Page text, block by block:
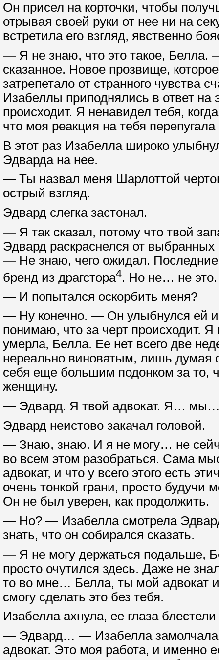
Он присел на корточки, чтобы
отрывая своей руки от нее ни на
встретила его взгляд, явственно
— Я не знаю, что это такое, Белла.
сказанное. Новое прозвище,
затрепетало от странного чувства
Изабеллы приподнялись в ответ
происходит. Я ненавидел тебя,
что моя реакция на тебя
В этот раз Изабелла широко
Эдварда на нее.
— Ты назвал меня Шарлоттой
острый взгляд.
Эдвард слегка застонал.
— Я так сказал, потому что твой
Эдвард раскраснелся от
— Не знаю, чего ожидал.
бренд из драгстора4. Но не… не
— И попытался оскорбить меня?
— Ну конечно. — Он улыбнулся ей
понимаю, что за черт происходит.
умерла, Белла. Ее нет всего две
нереально виноватым, лишь
себя еще большим подонком за то,
женщину.
— Эдвард. Я твой адвокат. Я… мы…
Эдвард неистово закачал головой.
— Знаю, знаю. И я не могу… не
во всем этом разобраться. Сама
адвокат, и что у всего этого есть
очень тонкой грани, просто
Он не был уверен, как продолжить.
— Но? — Изабелла смотрела
знать, что он собирался сказать.
— Я не могу держаться подальше,
просто очутился здесь. Даже не
то во мне… Белла, ты мой адвокат
смогу сделать это без тебя.
Изабелла ахнула, ее глаза
— Эдвард… — Изабелла замолчала
адвокат. Это моя работа, и